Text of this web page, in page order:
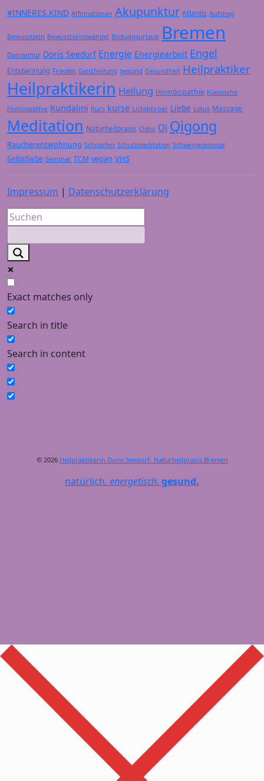
#INNERES.KIND Affirmationen Akupunktur Atlantis Aufstieg
Bewusstsein Bewusstseinswandel Bildungsurlaub Bremen
Damanhur Doris Seedorf Energie Energiearbeit Engel
Entspannung Frieden Geistheilung gesund Gesundheit Heilpraktiker
Heilpraktikerin Heilung Homöopathie Klassische
Homöopathie Kundalini Kurs kurse Lichtkörper Liebe Lotus Massage
Meditation Naturheilpraxis Osho Qi Qigong
Raucherentwöhnung Schröpfen Schutzmeditation Schweigeseminar
Selbstliebe Seminar TCM vegan VHS
Impressum | Datenschutzerklärung
Exact matches only
Search in title
Search in content
© 2026 Heilpraktikerin Doris Seedorf- Naturheilpraxis Bremen
natürlich. energetisch. gesund.